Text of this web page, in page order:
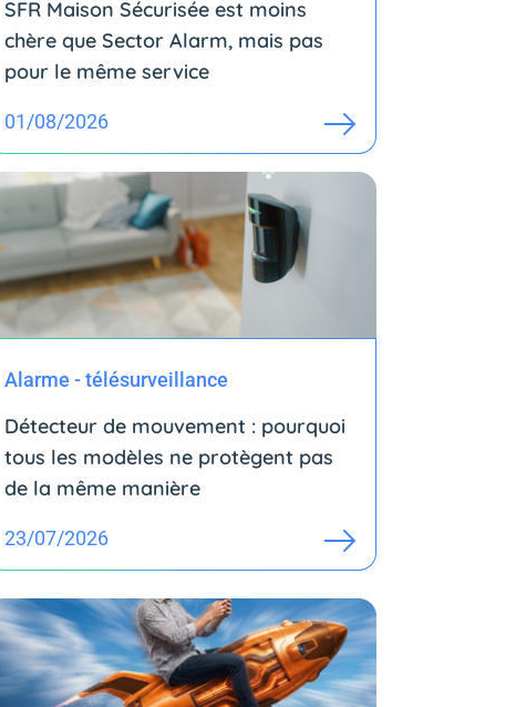
SFR Maison Sécurisée est moins
chère que Sector Alarm, mais pas
pour le même service
01/08/2026
Alarme - télésurveillance
Détecteur de mouvement : pourquoi
tous les modèles ne protègent pas
de la même manière
23/07/2026